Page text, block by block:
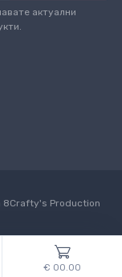
актуални
8Crafty's Production
€ 00.00